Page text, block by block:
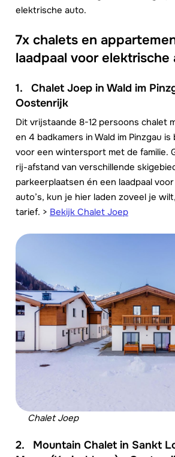
elektrische auto.
7x chalets en
laadpaal voor elektrische
1.
Chalet Joep in Wald im
Oostenrijk
Dit vrijstaande 8-12 persoons chalet
en 4 badkamers in Wald im Pinzgau
voor een wintersport met de familie.
rij-afstand van verschillende
parkeerplaatsen én een laadpaal
auto’s, kun je hier laden zoveel je
tarief. > Bekijk Chalet Joep
Chalet Joep
2.
Mountain Chalet in Sankt